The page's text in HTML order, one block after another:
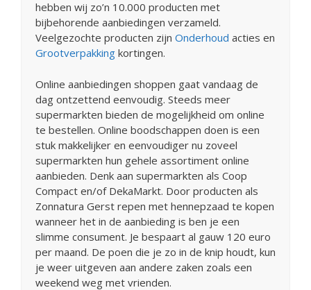
hebben wij zo’n 10.000 producten met
bijbehorende aanbiedingen verzameld.
Veelgezochte producten zijn Onderhoud acties en
Grootverpakking kortingen.
Online aanbiedingen shoppen gaat vandaag de
dag ontzettend eenvoudig. Steeds meer
supermarkten bieden de mogelijkheid om online
te bestellen. Online boodschappen doen is een
stuk makkelijker en eenvoudiger nu zoveel
supermarkten hun gehele assortiment online
aanbieden. Denk aan supermarkten als Coop
Compact en/of DekaMarkt. Door producten als
Zonnatura Gerst repen met hennepzaad te kopen
wanneer het in de aanbieding is ben je een
slimme consument. Je bespaart al gauw 120 euro
per maand. De poen die je zo in de knip houdt, kun
je weer uitgeven aan andere zaken zoals een
weekend weg met vrienden.